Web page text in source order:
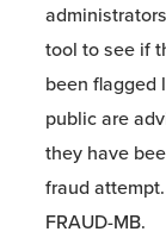
tool to see if
been flagged
public are
they have
fraud
FRAUD-MB.